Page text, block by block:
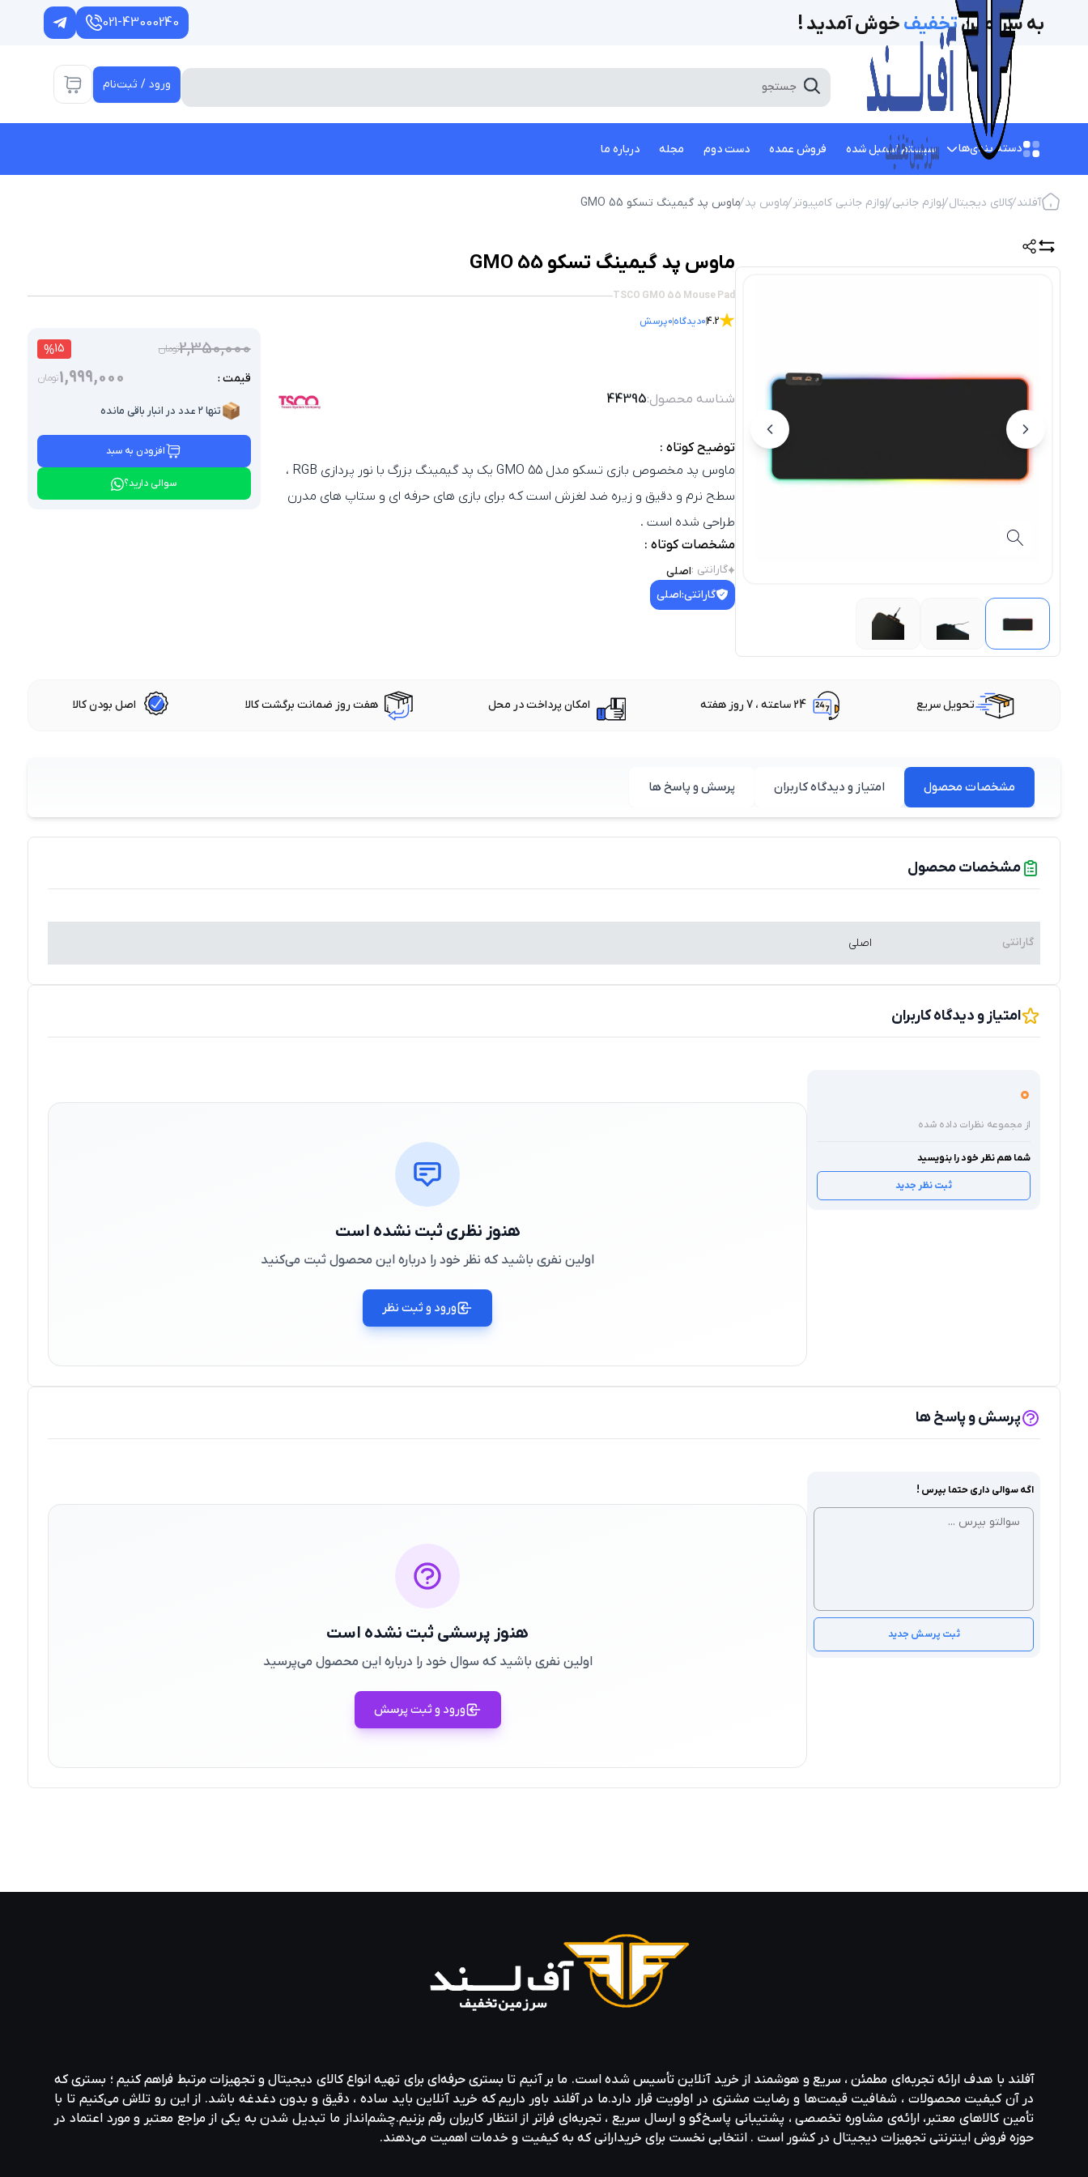
به سرزمینتخفیف‌ خوش آمدید ! 021-43000240
ورود / ثبت‌نام
دسته بندی‌ها سیستم اسمبل شده فروش عمده دست دوم مجله درباره ما
آفلند کالای دیجیتال لوازم جانبی لوازم جانبی کامپیوتر ماوس پد ماوس پد گیمینگ تسکو GMO 55
ماوس پد گیمینگ تسکو GMO 55
TSCO GMO 55 Mouse Pad
4.2
0دیدگاه0پرسش
شناسه محصول:44395
توضیح کوتاه :
ماوس پد مخصوص بازی تسکو مدل GMO 55 یک پد گیمینگ بزرگ با نور پردازی RGB ،
سطح نرم و دقیق و زیره ضد لغزش است که برای بازی‌ های حرفه‌ ای و ستاپ‌ های مدرن
طراحی شده است .
مشخصات کوتاه :
گارانتی :اصلی
گارانتی:اصلی
2,350,000تومان 15
%
قیمت : 1,999,000تومان
📦تنها ۲ عدد در انبار باقی مانده
افزودن به سبد
سوالی دارید؟
تحویل سریع 24 ساعته ، 7 روز هفته امکان پرداخت در محل هفت روز ضمانت برگشت کالا اصل بودن کالا
مشخصات محصول امتیاز و دیدگاه کاربران پرسش و پاسخ ها
مشخصات محصول
گارانتی اصلی
امتیاز و دیدگاه کاربران
0
از مجموعه نظرات داده شده
شما هم نظر خود را بنویسید
ثبت نظر جدید
هنوز نظری ثبت نشده است
اولین نفری باشید که نظر خود را درباره این محصول ثبت می‌کنید
ورود و ثبت نظر
پرسش و پاسخ ها
اگه سوالی داری حتما بپرس !
ثبت پرسش جدید هنوز پرسشی ثبت نشده است
اولین نفری باشید که سوال خود را درباره این محصول می‌پرسید
ورود و ثبت پرسش
آفلند با هدف ارائه‌ تجربه‌ای مطمئن ، سریع و هوشمند از خرید آنلاین تأسیس شده است. ما بر آنیم تا بستری حرفه‌ای برای تهیه‌ انواع کالای دیجیتال و تجهیزات مرتبط فراهم کنیم ؛ بستری که
در آن کیفیت محصولات ، شفافیت قیمت‌ها و رضایت مشتری در اولویت قرار دارد.ما در آفلند باور داریم که خرید آنلاین باید ساده ، دقیق و بدون دغدغه باشد. از این رو تلاش می‌کنیم تا با
تأمین کالاهای معتبر، ارائه‌ی مشاوره‌ تخصصی ، پشتیبانی پاسخ‌گو و ارسال سریع ، تجربه‌ای فراتر از انتظار کاربران رقم بزنیم.چشم‌انداز ما تبدیل شدن به یکی از مراجع معتبر و مورد اعتماد در
حوزه‌ فروش اینترنتی تجهیزات دیجیتال در کشور است . انتخابی نخست برای خریدارانی که به کیفیت و خدمات اهمیت می‌دهند.